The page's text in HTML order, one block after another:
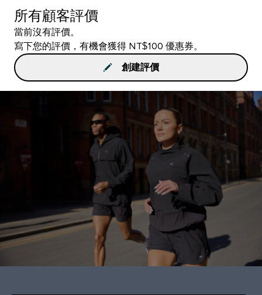
所有顧客評價
當前沒有評價。
寫下您的評價，有機會獲得 NT$100 優惠券。
創建評價